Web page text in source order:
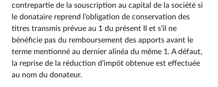
contrepartie de la souscription au capital de la société si
le donataire reprend l’obligation de conservation des
titres transmis prévue au 1 du présent II et s’il ne
bénéficie pas du remboursement des apports avant le
terme mentionné au dernier alinéa du même 1. A défaut,
la reprise de la réduction d’impôt obtenue est effectuée
au nom du donateur.